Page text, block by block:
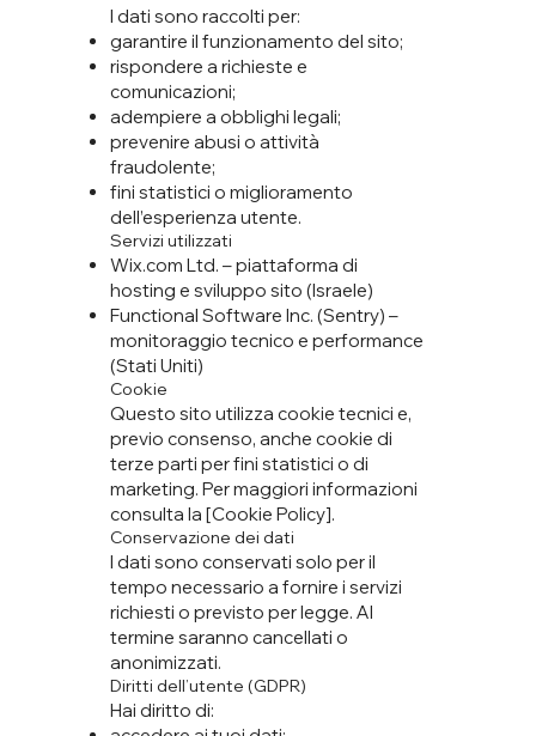
I dati sono raccolti per:
garantire il funzionamento del sito;
rispondere a richieste e
comunicazioni;
adempiere a obblighi legali;
prevenire abusi o attività
fraudolente;
fini statistici o miglioramento
dell’esperienza utente.
Servizi utilizzati
Wix.com Ltd. – piattaforma di
hosting e sviluppo sito (Israele)
Functional Software Inc. (Sentry) –
monitoraggio tecnico e performance
(Stati Uniti)
Cookie
Questo sito utilizza cookie tecnici e,
previo consenso, anche cookie di
terze parti per fini statistici o di
marketing. Per maggiori informazioni
consulta la [Cookie Policy].
Conservazione dei dati
I dati sono conservati solo per il
tempo necessario a fornire i servizi
richiesti o previsto per legge. Al
termine saranno cancellati o
anonimizzati.
Diritti dell’utente (GDPR)
Hai diritto di: